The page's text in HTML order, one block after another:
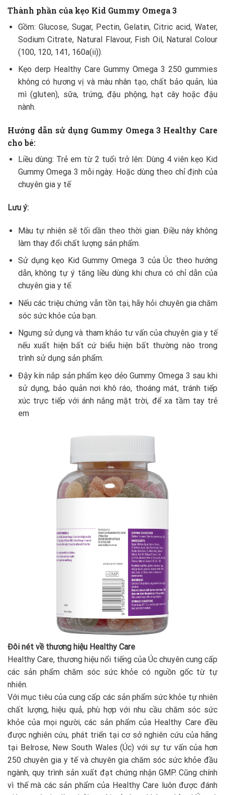
Thành phần của kẹo Kid Gummy Omega 3
Gồm: Glucose, Sugar, Pectin, Gelatin, Citric acid, Water,
Sodium Citrate, Natural Flavour, Fish Oil, Natural Colour
(100, 120, 141, 160a(ii)).
Kẹo derp Healthy Care Gummy Omega 3 250 gummies
không có hương vị và màu nhân tạo, chất bảo quản, lúa
mì (gluten), sữa, trứng, đậu phộng, hạt cây hoặc đậu
nành.
Hướng dẫn sử dụng Gummy Omega 3 Healthy Care
cho bé:
Liều dùng: Trẻ em từ 2 tuổi trở lên: Dùng 4 viên kẹo Kid
Gummy Omega 3 mỗi ngày. Hoặc dùng theo chỉ định của
chuyên gia y tế
Lưu ý:
Màu tự nhiên sẽ tối dần theo thời gian. Điều này không
làm thay đổi chất lượng sản phẩm.
Sử dụng kẹo Kid Gummy Omega 3 của Úc theo hướng
dẫn, không tự ý tăng liều dùng khi chưa có chỉ dẫn của
chuyên gia y tế.
Nếu các triệu chứng vẫn tồn tại, hãy hỏi chuyên gia chăm
sóc sức khỏe của bạn.
Ngưng sử dụng và tham khảo tư vấn của chuyên gia y tế
nếu xuất hiện bất cứ biểu hiện bất thường nào trong
trình sử dụng sản phẩm.
Đậy kín nắp sản phẩm kẹo dẻo Gummy Omega 3 sau khi
sử dụng, bảo quản nơi khô ráo, thoáng mát, tránh tiếp
xúc trực tiếp với ánh nắng mặt trời, để xa tầm tay trẻ
em
Đôi nét về thương hiệu Healthy Care
Healthy Care, thương hiệu nổi tiếng của Úc chuyên cung cấp
các sản phẩm chăm sóc sức khỏe có nguồn gốc từ tự
nhiên.
Với mục tiêu của cung cấp các sản phẩm sức khỏe tự nhiên
chất lượng, hiệu quả, phù hợp với nhu cầu chăm sóc sức
khỏe của mọi người, các sản phẩm của Healthy Care đều
được nghiên cứu, phát triển tại cơ sở nghiên cứu của hãng
tại Belrose, New South Wales (Úc) với sự tư vấn của hơn
250 chuyên gia y tế và chuyên gia chăm sóc sức khỏe đầu
ngành, quy trình sản xuất đạt chứng nhận GMP. Cũng chính
vì thế mà các sản phẩm của Healthy Care luôn được đánh